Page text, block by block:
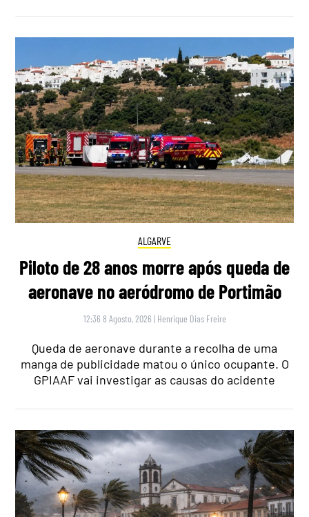
ALGARVE
Piloto de 28 anos morre após queda de
aeronave no aeródromo de Portimão
12:36 8 Agosto, 2026 | Henrique Dias Freire
Queda de aeronave durante a recolha de uma
manga de publicidade matou o único ocupante. O
GPIAAF vai investigar as causas do acidente